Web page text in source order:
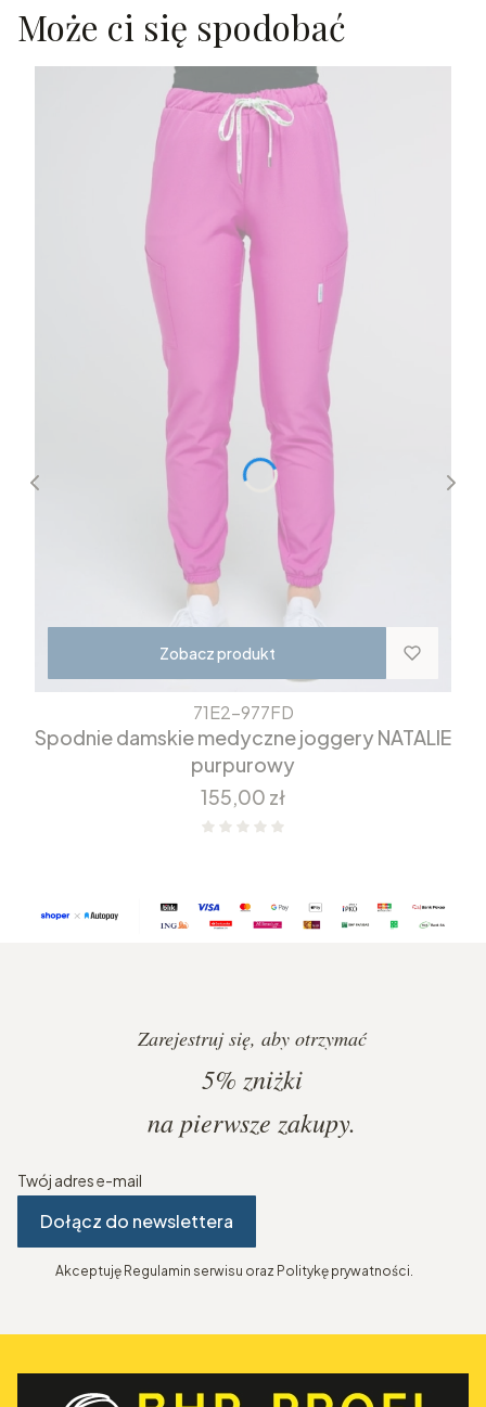
Może ci się spodobać
Zobacz produkt
71E2-977FD
Spodnie damskie medyczne joggery NATALIE
purpurowy
Cena
155,00 zł
Zarejestruj się, aby otrzymać
5% zniżki
na pierwsze zakupy.
Twój adres e-mail
Dołącz do newslettera
Akceptuję Regulamin serwisu oraz Politykę prywatności.